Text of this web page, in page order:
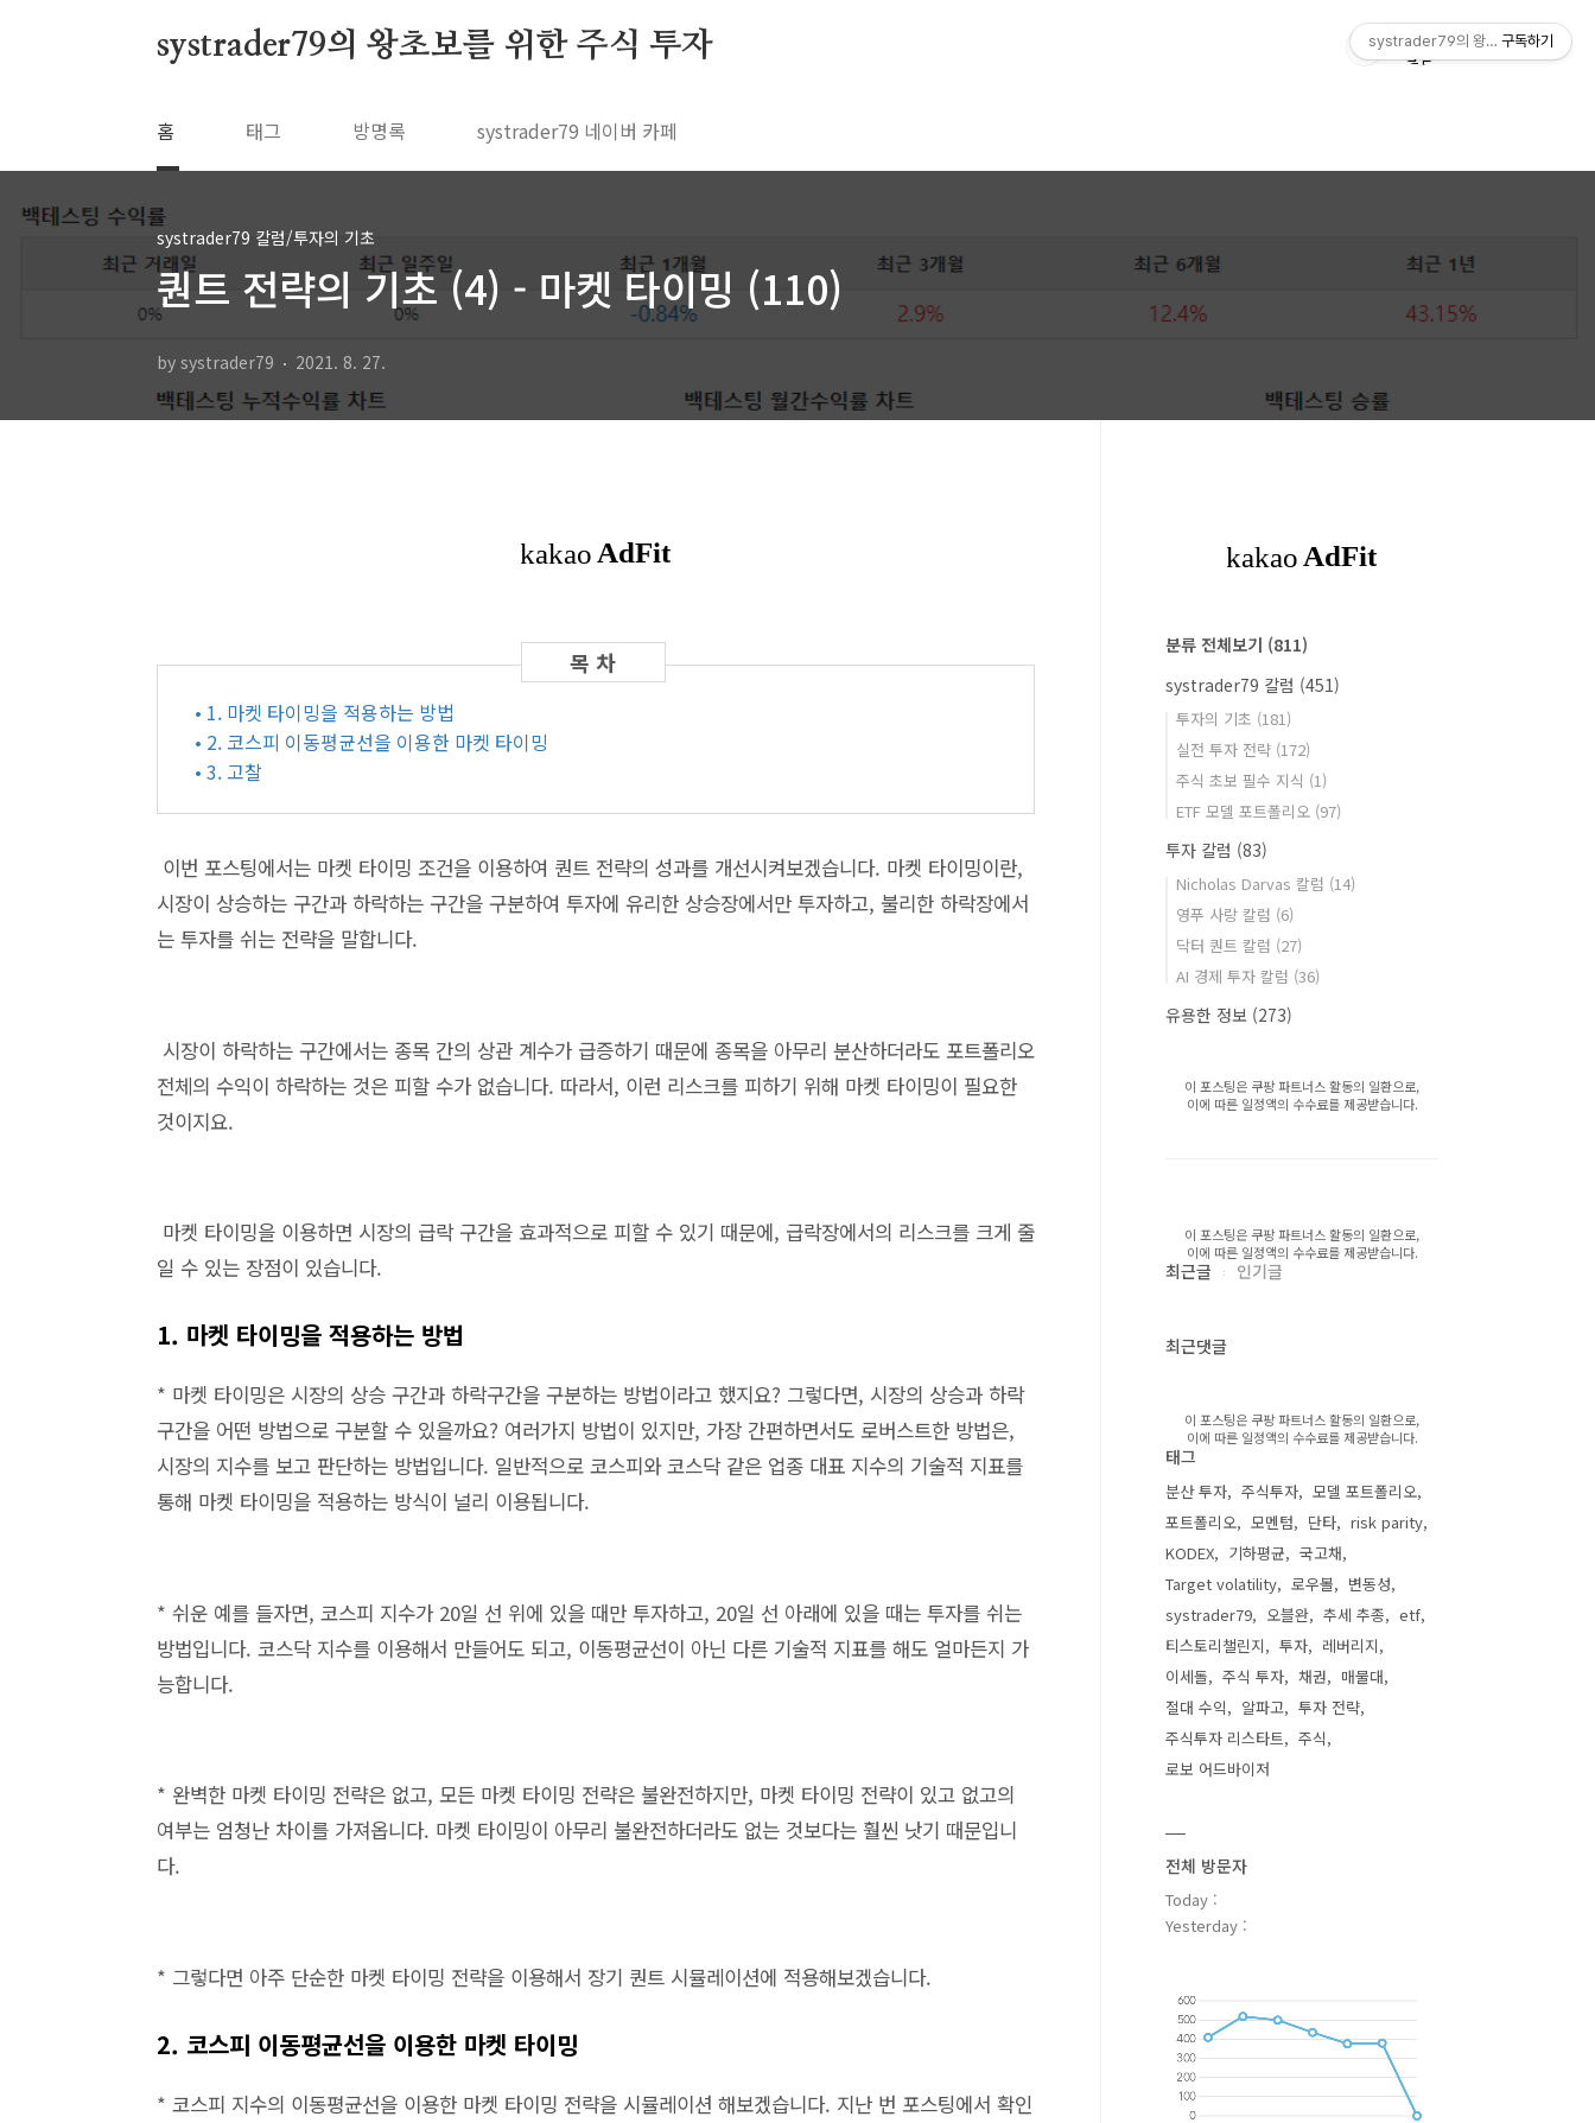
systrader79의 왕초보를 위한 주식 투자
홈 태그 방명록 systrader79 네이버 카페
systrader79 칼럼/투자의 기초
퀀트 전략의 기초 (4) - 마켓 타이밍 (110)
by systrader79 2021. 8. 27.
• 1. 마켓 타이밍을 적용하는 방법
• 2. 코스피 이동평균선을 이용한 마켓 타이밍
• 3. 고찰
이번 포스팅에서는 마켓 타이밍 조건을 이용하여 퀀트 전략의 성과를 개선시켜보겠습니다. 마켓 타이밍이란,
시장이 상승하는 구간과 하락하는 구간을 구분하여 투자에 유리한 상승장에서만 투자하고, 불리한 하락장에서
는 투자를 쉬는 전략을 말합니다.
시장이 하락하는 구간에서는 종목 간의 상관 계수가 급증하기 때문에 종목을 아무리 분산하더라도 포트폴리오
전체의 수익이 하락하는 것은 피할 수가 없습니다. 따라서, 이런 리스크를 피하기 위해 마켓 타이밍이 필요한
것이지요.
마켓 타이밍을 이용하면 시장의 급락 구간을 효과적으로 피할 수 있기 때문에, 급락장에서의 리스크를 크게 줄
일 수 있는 장점이 있습니다.
1. 마켓 타이밍을 적용하는 방법
* 마켓 타이밍은 시장의 상승 구간과 하락구간을 구분하는 방법이라고 했지요? 그렇다면, 시장의 상승과 하락
구간을 어떤 방법으로 구분할 수 있을까요? 여러가지 방법이 있지만, 가장 간편하면서도 로버스트한 방법은,
시장의 지수를 보고 판단하는 방법입니다. 일반적으로 코스피와 코스닥 같은 업종 대표 지수의 기술적 지표를
통해 마켓 타이밍을 적용하는 방식이 널리 이용됩니다.
* 쉬운 예를 들자면, 코스피 지수가 20일 선 위에 있을 때만 투자하고, 20일 선 아래에 있을 때는 투자를 쉬는
방법입니다. 코스닥 지수를 이용해서 만들어도 되고, 이동평균선이 아닌 다른 기술적 지표를 해도 얼마든지 가
능합니다.
* 완벽한 마켓 타이밍 전략은 없고, 모든 마켓 타이밍 전략은 불완전하지만, 마켓 타이밍 전략이 있고 없고의
여부는 엄청난 차이를 가져옵니다. 마켓 타이밍이 아무리 불완전하더라도 없는 것보다는 훨씬 낫기 때문입니
다.
* 그렇다면 아주 단순한 마켓 타이밍 전략을 이용해서 장기 퀀트 시뮬레이션에 적용해보겠습니다.
2. 코스피 이동평균선을 이용한 마켓 타이밍
* 코스피 지수의 이동평균선을 이용한 마켓 타이밍 전략을 시뮬레이션 해보겠습니다. 지난 번 포스팅에서 확인
분류 전체보기 (811)
systrader79 칼럼 (451)
투자의 기초 (181)
실전 투자 전략 (172)
주식 초보 필수 지식 (1)
ETF 모델 포트폴리오 (97)
투자 칼럼 (83)
Nicholas Darvas 칼럼 (14)
영푸 사랑 칼럼 (6)
닥터 퀀트 칼럼 (27)
AI 경제 투자 칼럼 (36)
유용한 정보 (273)
이 포스팅은 쿠팡 파트너스 활동의 일환으로,
이에 따른 일정액의 수수료를 제공받습니다.
이 포스팅은 쿠팡 파트너스 활동의 일환으로,
이에 따른 일정액의 수수료를 제공받습니다.
최근글 인기글
최근댓글
이 포스팅은 쿠팡 파트너스 활동의 일환으로,
이에 따른 일정액의 수수료를 제공받습니다.
태그
분산 투자 주식투자
모델 포트폴리오
포트폴리오
모멘텀 단타
risk parity
KODEX
기하평균
국고채
Target volatility
로우볼
변동성
systrader79
오블완 추세 추종
etf
티스토리챌린지
투자
레버리지
이세돌
주식 투자 채권
매물대
절대 수익
알파고
투자 전략
주식투자 리스타트
주식
로보 어드바이저
전체 방문자
Today :
Yesterday :
systrader79의 왕초보를 위한 주식
구독하기